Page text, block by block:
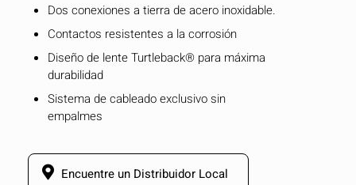
Dos conexiones a tierra de acero inoxidable.
Contactos resistentes a la corrosión
Diseño de lente Turtleback® para máxima
durabilidad
Sistema de cableado exclusivo sin
empalmes
Encuentre un Distribuidor Local